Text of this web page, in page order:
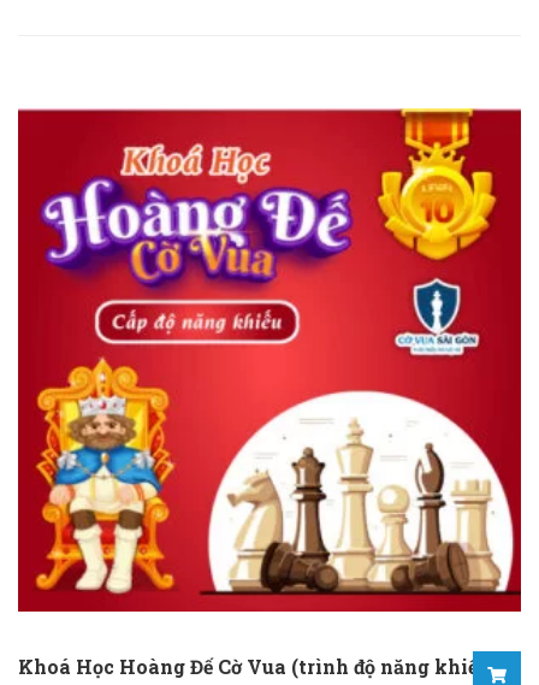
Khoá Học Hoàng Đế Cờ Vua (trình độ năng khiếu)